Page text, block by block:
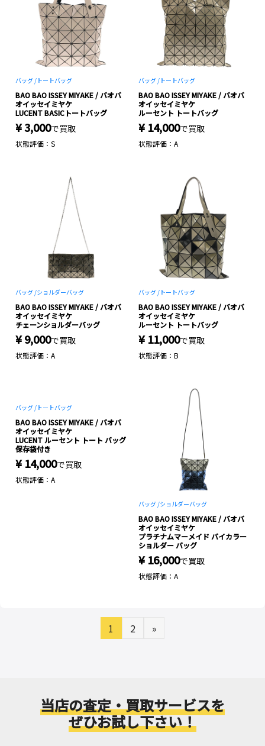
バッグ / トートバッグ
BAO BAO ISSEY MIYAKE / バオバ
オイッセイミヤケ
LUCENT BASICトートバッグ
¥ 3,000で買取
状態評価：S
バッグ / トートバッグ
BAO BAO ISSEY MIYAKE / バオバ
オイッセイミヤケ
ルーセント トートバッグ
¥ 14,000で買取
状態評価：A
バッグ /ショルダーバッグ
BAO BAO ISSEY MIYAKE / バオバ
オイッセイミヤケ
チェーンショルダーバッグ
¥ 9,000で買取
状態評価：A
バッグ / トートバッグ
BAO BAO ISSEY MIYAKE / バオバ
オイッセイミヤケ
ルーセント トートバッグ
¥ 11,000で買取
状態評価：B
バッグ /ショルダーバッグ
BAO BAO ISSEY MIYAKE / バオバ
オイッセイミヤケ
プラチナムマーメイド バイカラー
ショルダー バッグ
¥ 16,000で買取
状態評価：A
1 2 »
当店の査定・買取サービスを
ぜひお試し下さい！